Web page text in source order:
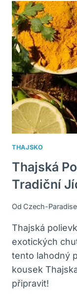
THAJSKO
Thajská
Tradiční
Od Czech-
Thajská
exotických
tento lahodný
kousek
připravit!